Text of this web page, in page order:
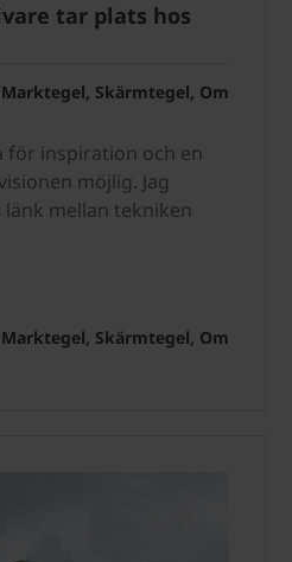
tar plats hos
Skärmtegel, Om
för inspiration och en
möjlig. Jag
mellan tekniken
Skärmtegel, Om